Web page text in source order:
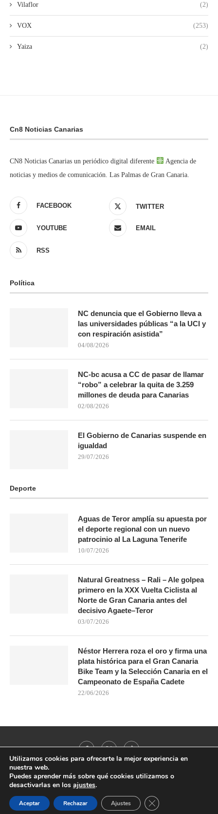
Vilaflor (2)
VOX (253)
Yaiza (2)
Cn8 Noticias Canarias
CN8 Noticias Canarias un periódico digital diferente
Agencia de
noticias y medios de comunicación. Las Palmas de Gran Canaria.
FACEBOOK TWITTER
YOUTUBE EMAIL
RSS
Política
NC denuncia que el Gobierno lleva a
las universidades públicas “a la UCI y
con respiración asistida”
04/08/2026
NC-bc acusa a CC de pasar de llamar
“robo” a celebrar la quita de 3.259
millones de deuda para Canarias
02/08/2026
El Gobierno de Canarias suspende en
igualdad
29/07/2026
Deporte
Aguas de Teror amplía su apuesta por
el deporte regional con un nuevo
patrocinio al La Laguna Tenerife
10/07/2026
Natural Greatness – Rali – Ale golpea
primero en la XXX Vuelta Ciclista al
Norte de Gran Canaria antes del
decisivo Agaete–Teror
03/07/2026
Néstor Herrera roza el oro y firma una
plata histórica para el Gran Canaria
Bike Team y la Selección Canaria en el
Campeonato de España Cadete
22/06/2026
@2021 - All Right Reserved. Designed and Developed by
BACK TO TOP
Utilizamos cookies para ofrecerte la mejor experiencia en
nuestra web.
Puedes aprender más sobre qué cookies utilizamos o
desactivarlas en los ajustes.
Aceptar Rechazar Ajustes CERRAR EL